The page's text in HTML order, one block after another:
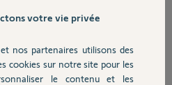
et lus les nombreux commentaires et
me concernant. Comment
votre vie privée
nos partenaires utilisons des
cookies sur notre site pour les
le contenu et les